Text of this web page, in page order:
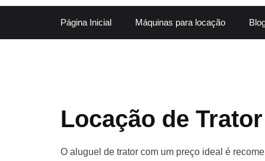
Página Inicial Máquinas para locação
Locação de
O aluguel de trator com um preço ideal é